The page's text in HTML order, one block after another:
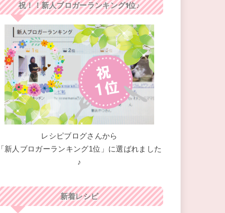
祝！！新人ブロガーランキング1位♪
レシピブログさんから
「新人ブロガーランキング1位」に選ばれました
♪
新着レシピ